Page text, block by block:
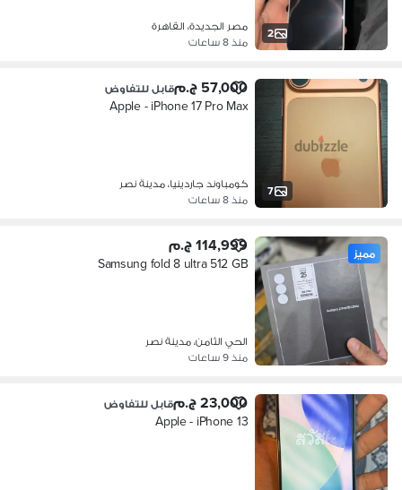
2
مصر الجديدة، القاهرة
منذ 8 ساعات
7
57,000 ج.م قابل للتفاوض
Apple - iPhone 17 Pro Max
كومباوند جاردينيا، مدينة نصر
منذ 8 ساعات
مميز 114,999 ج.م
Samsung fold 8 ultra 512 GB
الحي الثامن، مدينة نصر
منذ 9 ساعات
23,000 ج.م قابل للتفاوض
Apple - iPhone 13